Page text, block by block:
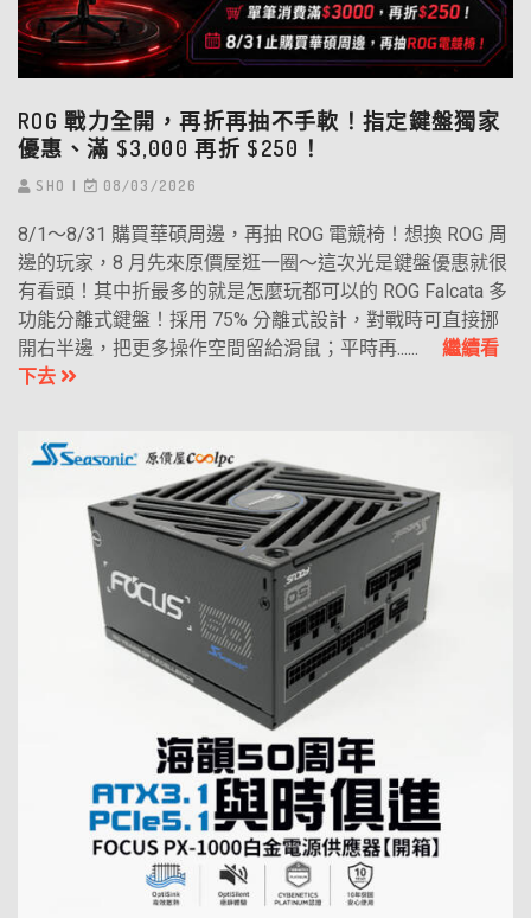
ROG 戰力全開，再折再抽不手軟！指定鍵盤獨家
優惠、滿 $3,000 再折 $250！
SHO 08/03/2026
8/1～8/31 購買華碩周邊，再抽 ROG 電競椅！想換 ROG 周
邊的玩家，8 月先來原價屋逛一圈～這次光是鍵盤優惠就很
有看頭！其中折最多的就是怎麼玩都可以的 ROG Falcata 多
功能分離式鍵盤！採用 75% 分離式設計，對戰時可直接挪
開右半邊，把更多操作空間留給滑鼠；平時再...... 繼續看
下去